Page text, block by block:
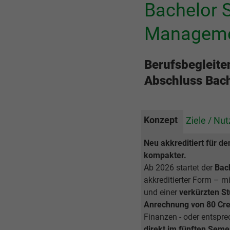
Bachelor
Abschluss
Konzept
Neu akkreditiert für
kompakter.
Ab 2026 startet der
akkreditierter Form –
und einerverkürzten
Anrechnung von 80
Finanzen - oder
Ziele /